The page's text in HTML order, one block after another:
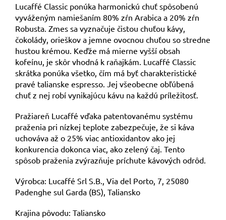
Lucaffé Classic ponúka harmonickú chuť spôsobenú
vyváženým namiešaním 80% zŕn Arabica a 20% zŕn
Robusta. Zmes sa vyznačuje čistou chuťou kávy,
čokolády, orieškov a jemne ovocnou chuťou so stredne
hustou krémou. Keďže má mierne vyšší obsah
kofeínu, je skôr vhodná k raňajkám. Lucaffé Classic
skrátka ponúka všetko, čím má byť charakteristické
pravé talianske espresso. Jej všeobecne obľúbená
chuť z nej robí vynikajúcu kávu na každú príležitosť.
Pražiareň Lucaffé vďaka patentovanému systému
praženia pri nízkej teplote zabezpečuje, že si káva
uchováva až o 25% viac antioxidantov ako jej
konkurencia dokonca viac, ako zelený čaj. Tento
spôsob praženia zvýrazňuje príchute kávových odrôd.
Výrobca: Lucaffé Srl S.B., Via del Porto, 7, 25080
Padenghe sul Garda (BS), Taliansko
Krajina pôvodu: Taliansko